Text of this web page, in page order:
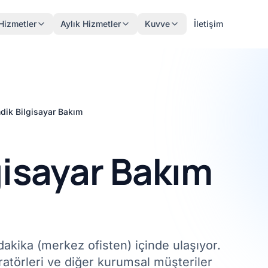
Aylık Hizmetler Kuvve İletişim
Bilgisayar Bakım
Bakım
(merkez ofisten) içinde ulaşıyor.
ve diğer kurumsal müşteriler